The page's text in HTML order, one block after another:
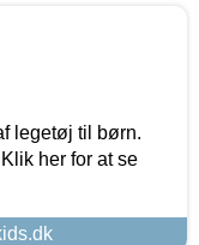
legetøj til børn.
her for at se